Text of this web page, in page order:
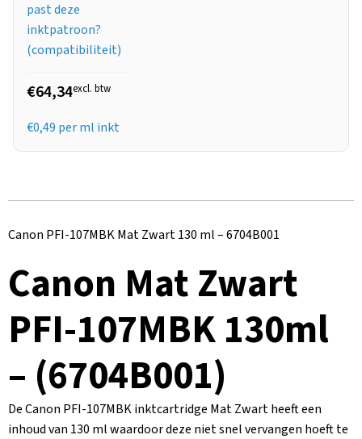
past deze
inktpatroon?
(compatibiliteit)
€64,34excl. btw
€0,49 per ml inkt
Canon PFI-107MBK Mat Zwart 130 ml – 6704B001
Canon Mat Zwart
PFI-107MBK 130ml
– (6704B001)
De Canon PFI-107MBK inktcartridge Mat Zwart heeft een
inhoud van 130 ml waardoor deze niet snel vervangen hoeft te